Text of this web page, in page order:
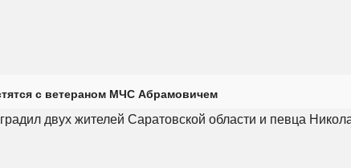
с ветераном МЧС Абрамовичем